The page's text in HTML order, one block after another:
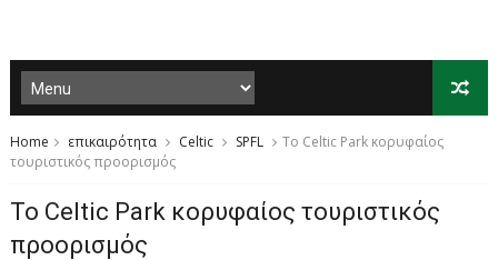
Home επικαιρότητα Celtic SPFL
Το Celtic Park κορυφαίος
τουριστικός προορισμός
Το Celtic Park κορυφαίος τουριστικός
προορισμός